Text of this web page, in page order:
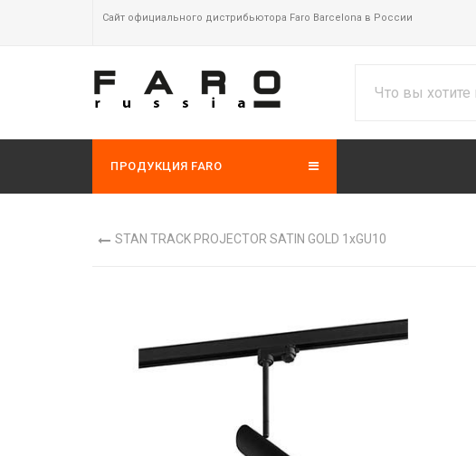
Сайт официального дистрибьютора Faro Barcelona в России
ПРОДУКЦИЯ FARO
STAN TRACK PROJECTOR SATIN GOLD 1xGU10